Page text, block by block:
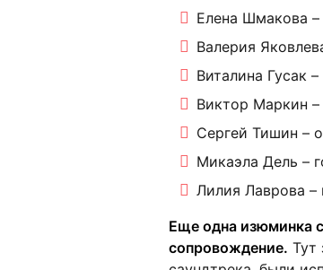
Елена Шмакова –
Валерия
Виталина Гусак
Виктор Маркин –
Сергей Тишин –
Микаэла Дель –
Лилия Лаврова –
Еще одна изюминка
сопровождение. Тут